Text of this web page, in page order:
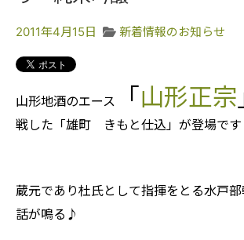
2011年4月15日 新着情報のお知らせ
山形地酒のエース 「山形正宗
戦した「雄町 きもと仕込」が登場です
蔵元であり杜氏として指揮をとる水戸
話が鳴る♪